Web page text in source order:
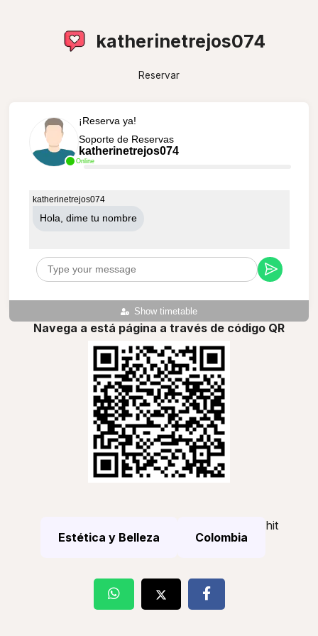
katherinetrejos074
Reservar
Online
¡Reserva ya!
Soporte de Reservas
katherinetrejos074
Show timetable
katherinetrejos074
Hola, dime tu nombre
Navega a está página a través de código QR
Estética y Belleza Colombia
hit